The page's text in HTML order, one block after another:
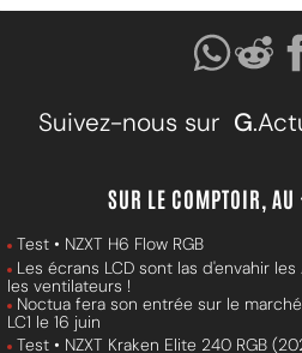
Suivez-nous sur G
SUR LE COMPTOIR,
Test • NZXT H6 Flow RGB
Les écrans LCD sont las d'envahir
les ventilateurs !
Noctua fera son entrée sur le
LC1 le 16 juin
Test • NZXT Kraken Elite 240 RGB